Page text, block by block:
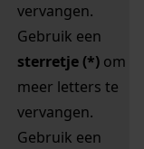
vervangen.
Gebruik een
sterretje (*) om
meer letters te
vervangen.
Gebruik een